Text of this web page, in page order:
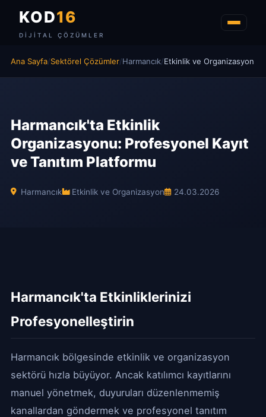
KOD16
DIJITAL ÇÖZÜMLER
Ana Sayfa/Sektörel Çözümler/Harmancık/Etkinlik ve Organizasyon
Harmancık'ta Etkinlik
Organizasyonu: Profesyonel Kayıt
ve Tanıtım Platformu
Harmancık Etkinlik ve Organizasyon 24.03.2026
Harmancık'ta Etkinliklerinizi
Profesyonelleştirin
Harmancık bölgesinde etkinlik ve organizasyon
sektörü hızla büyüyor. Ancak katılımcı kayıtlarını
manuel yönetmek, duyuruları düzenlenmemiş
kanallardan göndermek ve profesyonel tanıtım